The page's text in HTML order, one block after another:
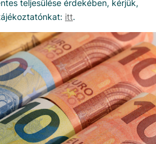
teljesülése érdekében, kérjük,
itt.